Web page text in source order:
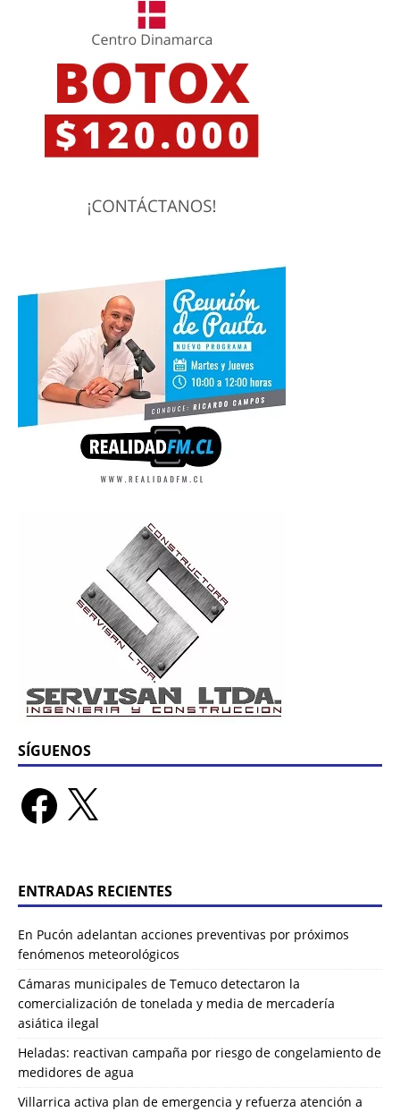
SÍGUENOS
ENTRADAS RECIENTES
En Pucón adelantan acciones preventivas por próximos
fenómenos meteorológicos
Cámaras municipales de Temuco detectaron la
comercialización de tonelada y media de mercadería
asiática ilegal
Heladas: reactivan campaña por riesgo de congelamiento de
medidores de agua
Villarrica activa plan de emergencia y refuerza atención a